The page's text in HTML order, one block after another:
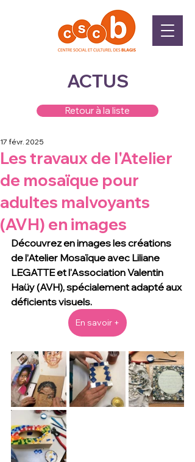
ACTUS
Retour à la liste
Les travaux de l'Atelier
de mosaïque pour
adultes malvoyants
(AVH) en images
17 févr. 2025
Découvrez en images les créations
de l’Atelier Mosaïque avec Liliane
LEGATTE et l'Association Valentin
Haüy (AVH), spécialement adapté aux
déficients visuels.
En savoir +